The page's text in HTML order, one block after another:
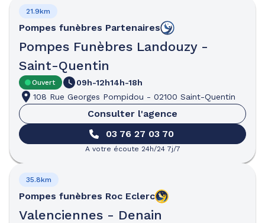
Pompes funèbres Partenaires
Pompes Funèbres Landouzy -
Saint-Quentin
21.9km
Ouvert 09h-12h14h-18h
108 Rue Georges Pompidou - 02100 Saint-Quentin
Consulter l'agence
03 76 27 03 70
A votre écoute 24h/24 7j/7
Pompes funèbres Roc Eclerc
Valenciennes - Denain
35.8km